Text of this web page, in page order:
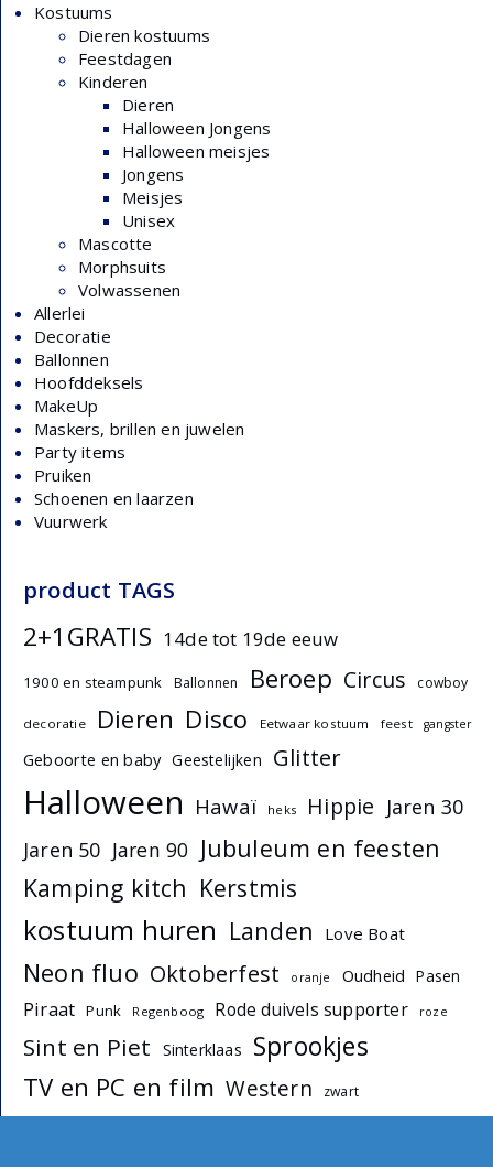
Kostuums
Dieren kostuums
Feestdagen
Kinderen
Dieren
Halloween Jongens
Halloween meisjes
Jongens
Meisjes
Unisex
Mascotte
Morphsuits
Volwassenen
Allerlei
Decoratie
Ballonnen
Hoofddeksels
MakeUp
Maskers, brillen en juwelen
Party items
Pruiken
Schoenen en laarzen
Vuurwerk
product TAGS
2+1GRATIS 14de tot 19de eeuw
1900 en steampunk Ballonnen Beroep Circus cowboy
decoratie Dieren Disco Eetwaar kostuum feest gangster
Geboorte en baby Geestelijken Glitter
Halloween Hawaï heks Hippie Jaren 30
Jaren 50 Jaren 90 Jubuleum en feesten
Kamping kitch Kerstmis
kostuum huren Landen Love Boat
Neon fluo Oktoberfest oranje Oudheid Pasen
Piraat Punk Regenboog Rode duivels supporter roze
Sint en Piet Sinterklaas Sprookjes
TV en PC en film Western zwart